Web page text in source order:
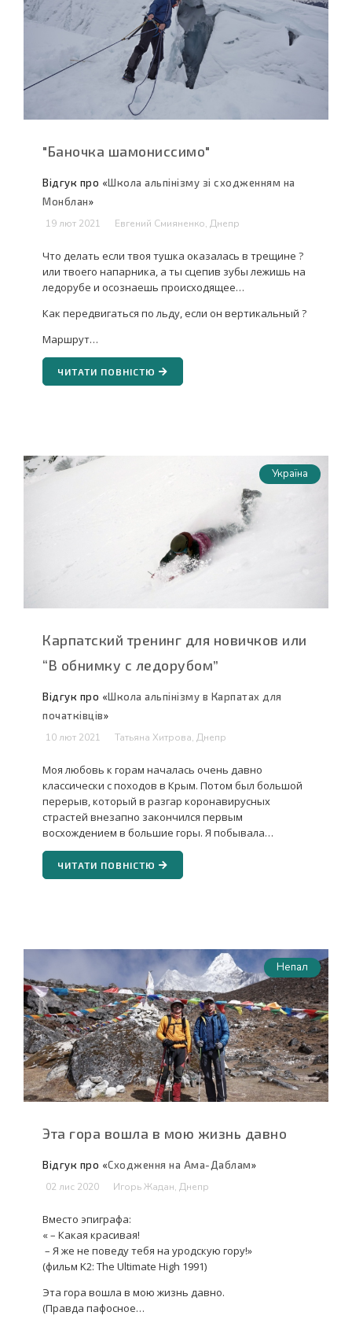
"Баночка шамониссимо"
Відгук про «Школа альпінізму зі сходженням на
Монблан»
19 лют 2021
Евгений Смияненко, Днепр
Что делать если твоя тушка оказалась в трещине ?
или твоего напарника, а ты сцепив зубы лежишь на
ледорубе и осознаешь происходящее…
Как передвигаться по льду, если он вертикальный ?
Маршрут…
ЧИТАТИ ПОВНІСТЮ
Україна
Карпатский тренинг для новичков или
“В обнимку с ледорубом”
Відгук про «Школа альпінізму в Карпатах для
початківців»
10 лют 2021
Татьяна Хитрова, Днепр
Моя любовь к горам началась очень давно
классически с походов в Крым. Потом был большой
перерыв, который в разгар коронавирусных
страстей внезапно закончился первым
восхождением в большие горы. Я побывала…
ЧИТАТИ ПОВНІСТЮ
Непал
Эта гора вошла в мою жизнь давно
Відгук про «Сходження на Ама-Даблам»
02 лис 2020
Игорь Жадан, Днепр
Вместо эпиграфа:
« – Какая красивая!
– Я же не поведу тебя на уродскую гору!»
(фильм K2: The Ultimate High 1991)
Эта гора вошла в мою жизнь давно.
(Правда пафосное…